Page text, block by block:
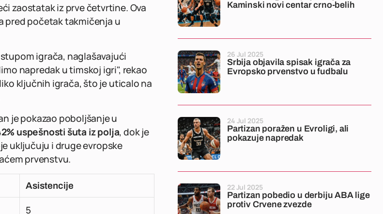
zaostatak iz prve četvrtine. Ova
pred početak takmičenja u
igrača, naglašavajući
napredak u timskoj igri", rekao
ključnih igrača, što je uticalo na
je pokazao poboljšanje u
uspešnosti šuta iz polja, dok je
uključuju i druge evropske
prvenstvu.
Asistencije
5
Kaminski novi centar crno-belih
Srbija objavila spisak igrača za
Evropsko prvenstvo u fudbalu
26 Jul 2025
Partizan poražen u Evroligi, ali
pokazuje napredak
24 Jul 2025
Partizan pobedio u derbiju ABA lige
protiv Crvene zvezde
22 Jul 2025